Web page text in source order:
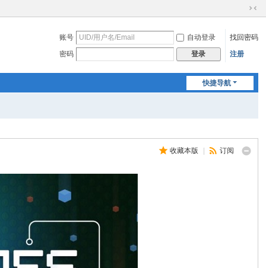
切
到
账号 自动登录
找回密码
密码
登录 注册
快捷导航
收藏本版 订阅